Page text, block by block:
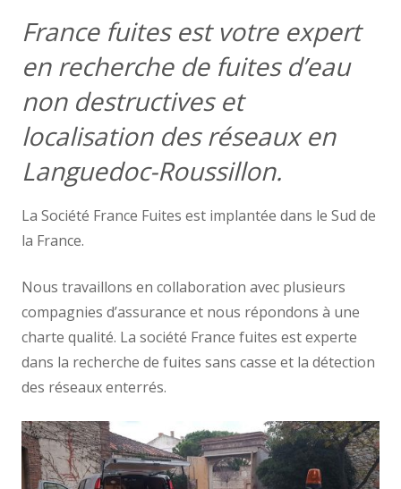
France fuites est votre expert
en recherche de fuites d’eau
non destructives et
localisation des réseaux en
Languedoc-Roussillon.
La Société France Fuites est implantée dans le Sud de
la France.
Nous travaillons en collaboration avec plusieurs
compagnies d’assurance et nous répondons à une
charte qualité. La société France fuites est experte
dans la recherche de fuites sans casse et la détection
des réseaux enterrés.